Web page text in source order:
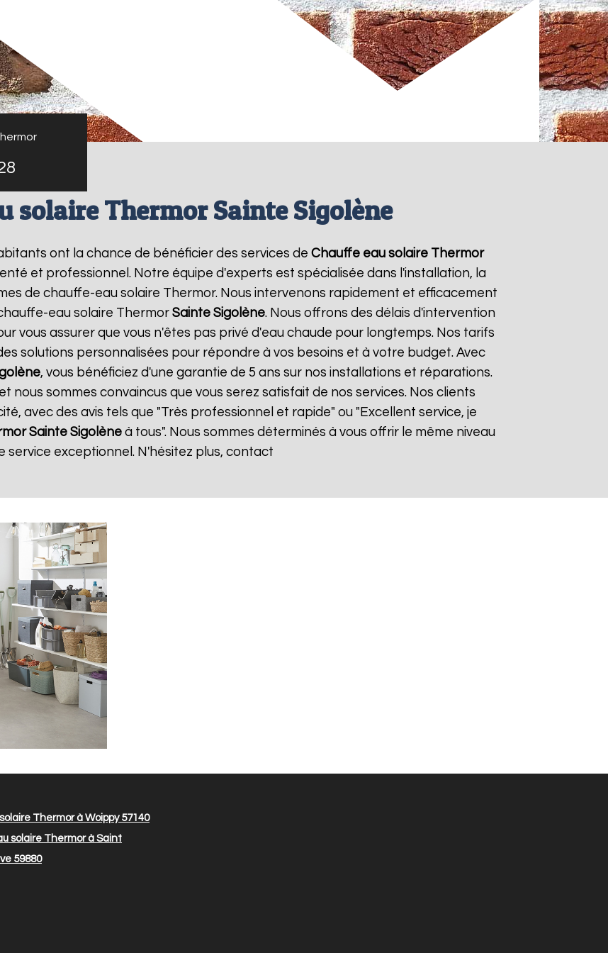
solaire Thermor Sainte Sigolène
ont la chance de bénéficier des services de Chauffe eau solaire Thermor
et professionnel. Notre équipe d'experts est spécialisée dans l'installation, la
de chauffe-eau solaire Thermor. Nous intervenons rapidement et efficacement
eau solaire Thermor Sainte Sigolène. Nous offrons des délais d'intervention
vous assurer que vous n'êtes pas privé d'eau chaude pour longtemps. Nos tarifs
solutions personnalisées pour répondre à vos besoins et à votre budget. Avec
, vous bénéficiez d'une garantie de 5 ans sur nos installations et réparations.
nous sommes convaincus que vous serez satisfait de nos services. Nos clients
avec des avis tels que "Très professionnel et rapide" ou "Excellent service, je
Sainte Sigolèneà tous". Nous sommes déterminés à vous offrir le même niveau
service exceptionnel. N'hésitez plus, contact
Thermor à Woippy 57140
solaire Thermor à Saint
59880